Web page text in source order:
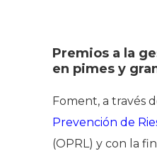
Premios a la
en pimes y
Foment, a través
Prevención de
(OPRL) y con la